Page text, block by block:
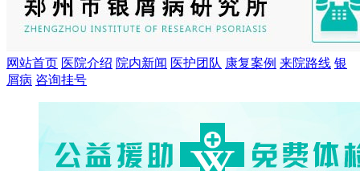
网站首页 医院介绍 院内新闻 医护团队 康复案例 来院路线 银
屑病 咨询挂号